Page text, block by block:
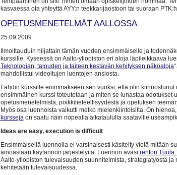
kasvaessa ota yhteyttä AYY:n teekkarijaostoon tai suoraan
OPETUSMENETELMÄT AALLOSSA
25.09.2009
Ilmoittauduin hiljattain tämän vuoden ensimmäiselle ja
kurssille. Kyseessä on Aalto-yliopiston eri aloja läpileikkaava
Teknologian, talouden ja taiteen kestävän kehityksen näköaloja
mahdollistui videoitujen luentojen ansiosta.
Lähdin kurssille enimmäkseen sen vuoksi, että olin kiinnostunut
ensimmäinen kurssi toteutetaan ja miten se lunastaa odotukset
opetusmenetelmistä, poikkitieteellisyydestä ja opetuksen
Myös osa luennoista vaikutti melko mielenkiintoisilta. On
kurssejaon saatu näin nopealla aikataululla saataville
Ideas are easy, execution is difficult
Ensimmäisellä luennolla ei varsinaisesti käsitelty vielä mitään
ainoastaan käytännön järjestelyitä. Luennon avasi rehtori Tuula
Aalto-yliopiston tulevaisuuden suunnitelmista, strategiatyöstä ja
kehitetään tulevaisuudessa.